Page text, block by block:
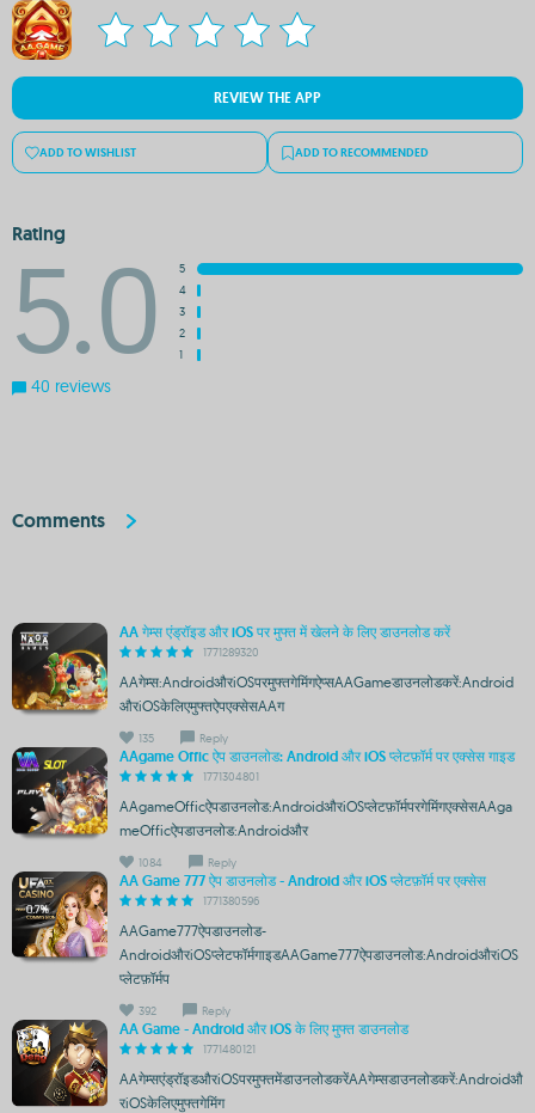
REVIEW THE APP
ADD TO WISHLIST ADD TO RECOMMENDED
Rating
5.0
5
4
3
2
1
40 reviews
Comments
AA गेम्स एंड्रॉइड और iOS पर मुफ्त में खेलने के लिए डाउनलोड करें
1771289320
AAगेम्स:AndroidऔरiOSपरमुफ्तगेमिंगऐप्सAAGameडाउनलोडकरें:Android
औरiOSकेलिएमुफ्तऐपएक्सेसAAग
135 Reply
AAgame Offic ऐप डाउनलोड: Android और iOS प्लेटफ़ॉर्म पर एक्सेस गाइड
1771304801
AAgameOfficऐपडाउनलोड:AndroidऔरiOSप्लेटफ़ॉर्मपरगेमिंगएक्सेसAAga
meOfficऐपडाउनलोड:Androidऔर
1084 Reply
AA Game 777 ऐप डाउनलोड - Android और iOS प्लेटफ़ॉर्म पर एक्सेस
1771380596
AAGame777ऐपडाउनलोड-
AndroidऔरiOSप्लेटफॉर्मगाइडAAGame777ऐपडाउनलोड:AndroidऔरiOS
प्लेटफ़ॉर्मप
392 Reply
AA Game - Android और iOS के लिए मुफ्त डाउनलोड
1771480121
AAगेम्सएंड्रॉइडऔरiOSपरमुफ्तमेंडाउनलोडकरेंAAगेम्सडाउनलोडकरें:Androidऔ
रiOSकेलिएमुफ्तगेमिंग